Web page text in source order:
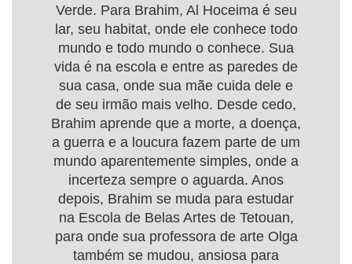
Verde. Para Brahim, Al Hoceima é seu
lar, seu habitat, onde ele conhece todo
mundo e todo mundo o conhece. Sua
vida é na escola e entre as paredes de
sua casa, onde sua mãe cuida dele e
de seu irmão mais velho. Desde cedo,
Brahim aprende que a morte, a doença,
a guerra e a loucura fazem parte de um
mundo aparentemente simples, onde a
incerteza sempre o aguarda. Anos
depois, Brahim se muda para estudar
na Escola de Belas Artes de Tetouan,
para onde sua professora de arte Olga
também se mudou, ansiosa para